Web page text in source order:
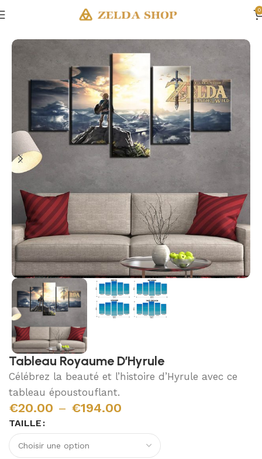
0
Tableau Royaume D’Hyrule
Célébrez la beauté et l’histoire d’Hyrule avec ce
tableau époustouflant.
€20.00 – €194.00
TAILLE